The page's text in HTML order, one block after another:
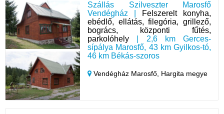
Szállás Szilveszter Marosfő
Vendégház |
Felszerelt konyha,
ebédlő, ellátás, filegória, grillező,
bogrács, központi fűtés,
parkolóhely | 2,6 km Gerces-
sípálya Marosfő, 43 km Gyilkos-tó,
46 km Békás-szoros
Vendégház Marosfő, Hargita megye